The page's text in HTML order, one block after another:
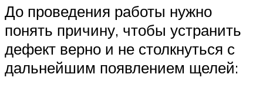
До проведения работы нужно
понять причину, чтобы устранить
дефект верно и не столкнуться с
дальнейшим появлением щелей: